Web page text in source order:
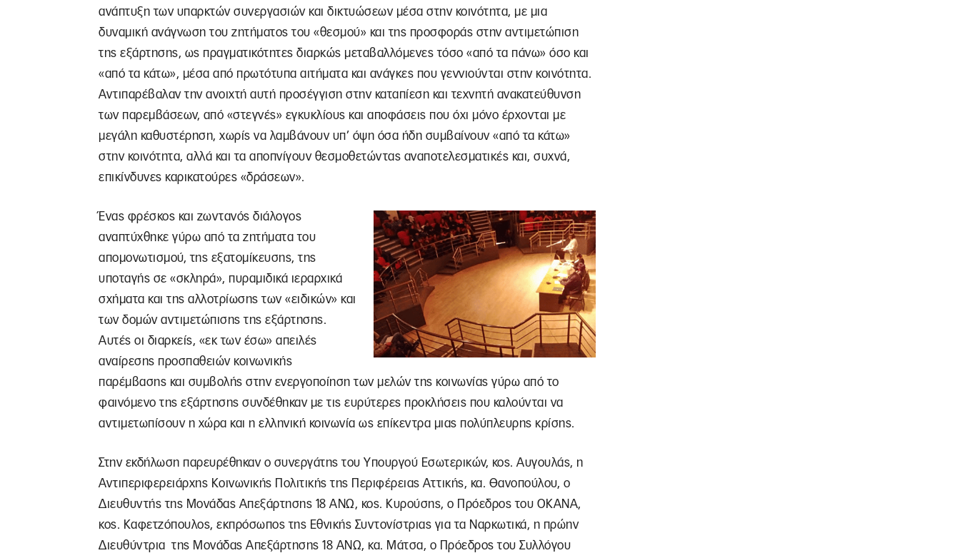
ανάπτυξη των υπαρκτών συνεργασιών και δικτυώσεων μέσα στην κοινότητα, με μια
δυναμική ανάγνωση του ζητήματος του «θεσμού» και της προσφοράς στην αντιμετώπιση
της εξάρτησης, ως πραγματικότητες διαρκώς μεταβαλλόμενες τόσο «από τα πάνω» όσο και
«από τα κάτω», μέσα από πρωτότυπα αιτήματα και ανάγκες που γεννιούνται στην κοινότητα.
Αντιπαρέβαλαν την ανοιχτή αυτή προσέγγιση στην καταπίεση και τεχνητή ανακατεύθυνση
των παρεμβάσεων, από «στεγνές» εγκυκλίους και αποφάσεις που όχι μόνο έρχονται με
μεγάλη καθυστέρηση, χωρίς να λαμβάνουν υπ’ όψη όσα ήδη συμβαίνουν «από τα κάτω»
στην κοινότητα, αλλά και τα αποπνίγουν θεσμοθετώντας αναποτελεσματικές και, συχνά,
επικίνδυνες καρικατούρες «δράσεων».
Ένας φρέσκος και ζωντανός διάλογος
αναπτύχθηκε γύρω από τα ζητήματα του
απομονωτισμού, της εξατομίκευσης, της
υποταγής σε «σκληρά», πυραμιδικά ιεραρχικά
σχήματα και της αλλοτρίωσης των «ειδικών» και
των δομών αντιμετώπισης της εξάρτησης.
Αυτές οι διαρκείς, «εκ των έσω» απειλές
αναίρεσης προσπαθειών κοινωνικής
παρέμβασης και συμβολής στην ενεργοποίηση των μελών της κοινωνίας γύρω από το
φαινόμενο της εξάρτησης συνδέθηκαν με τις ευρύτερες προκλήσεις που καλούνται να
αντιμετωπίσουν η χώρα και η ελληνική κοινωνία ως επίκεντρα μιας πολύπλευρης κρίσης.
Στην εκδήλωση παρευρέθηκαν ο συνεργάτης του Υπουργού Εσωτερικών, κος. Αυγουλάς, η
Αντιπεριφερειάρχης Κοινωνικής Πολιτικής της Περιφέρειας Αττικής, κα. Θανοπούλου, ο
Διευθυντής της Μονάδας Απεξάρτησης 18 ΑΝΩ, κος. Κυρούσης, ο Πρόεδρος του ΟΚΑΝΑ,
κος. Καφετζόπουλος, εκπρόσωπος της Εθνικής Συντονίστριας για τα Ναρκωτικά, η πρώην
Διευθύντρια της Μονάδας Απεξάρτησης 18 ΑΝΩ, κα. Μάτσα, ο Πρόεδρος του Συλλόγου